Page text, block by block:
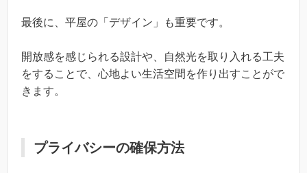
最後に、平屋の「デザイン」も重要です。
開放感を感じられる設計や、自然光を取り入れる工夫
をすることで、心地よい生活空間を作り出すことがで
きます。
プライバシーの確保方法